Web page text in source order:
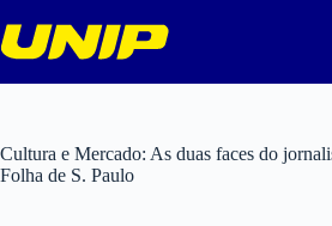
para
o
Cultura e Mercado: As duas faces do
Folha de S. Paulo